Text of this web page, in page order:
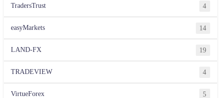
TradersTrust 4
easyMarkets 14
LAND-FX 19
TRADEVIEW 4
VirtueForex 5